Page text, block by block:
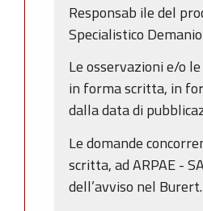
Responsab ile del
Specialistico
Le osservazioni e/o
in forma scritta, in
dalla data di
Le domande
scritta, ad ARPAE -
dell’avviso nel Burert.